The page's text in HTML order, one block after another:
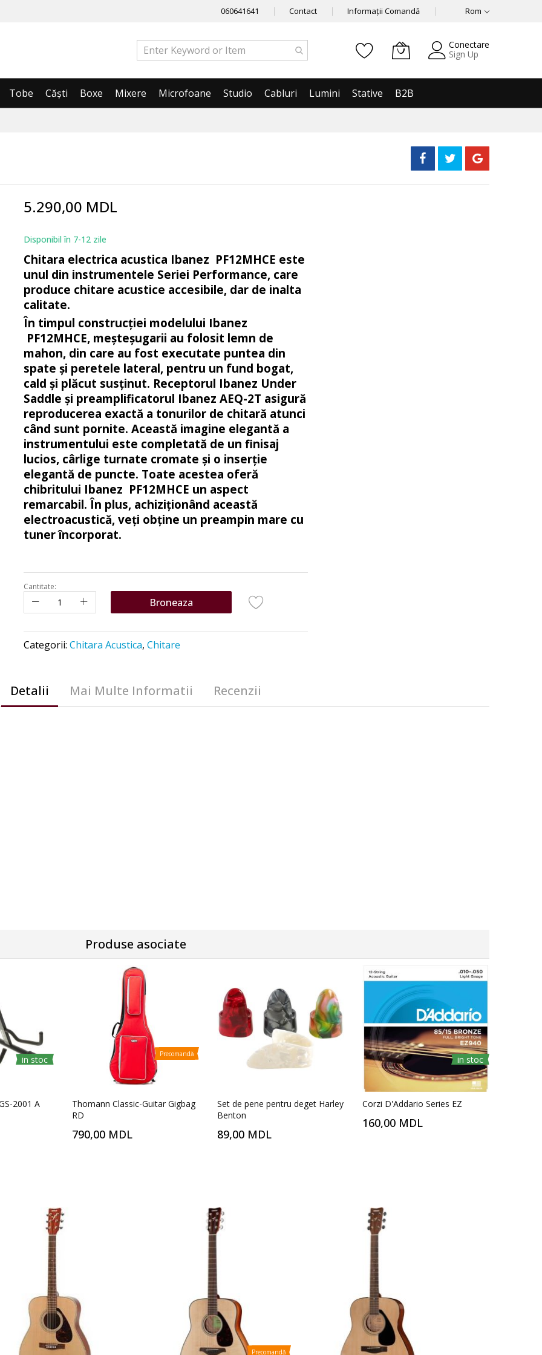
060641641 Contact Informații Comandă Rom
Conectare
Sign Up
Tobe Căști Boxe Mixere Microfoane Studio Cabluri Lumini Stative
B2B
5.290,00 MDL
Disponibil în 7-12 zile
Chitara electrica acustica Ibanez PF12MHCE este
unul din instrumentele Seriei Performance, care
produce chitare acustice accesibile, dar de inalta
calitate.
În timpul construcției modelului Ibanez
PF12MHCE, meșteșugarii au folosit lemn de
mahon, din care au fost executate puntea din
spate și peretele lateral, pentru un fund bogat,
cald și plăcut susținut. Receptorul Ibanez Under
Saddle și preamplificatorul Ibanez AEQ-2T asigură
reproducerea exactă a tonurilor de chitară atunci
când sunt pornite. Această imagine elegantă a
instrumentului este completată de un finisaj
lucios, cârlige turnate cromate și o inserție
elegantă de puncte. Toate acestea oferă
chibritului Ibanez PF12MHCE un aspect
remarcabil.În plus, achiziționând această
electroacustică, veți obține un preampin mare cu
tuner încorporat.
Cantitate:
Broneaza
Categorii: Chitara Acustica, Chitare
Detalii Mai Multe Informatii Recenzii
Produse asociate
in stoc
2001 A
Precomandă
Thomann Classic-Guitar Gigbag
RD
790,00 MDL
Set de pene pentru deget Harley
Benton
89,00 MDL
in stoc
Corzi D'Addario Series EZ
160,00 MDL
Precomandă